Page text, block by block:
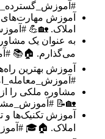
آموزش مهارت‌های
املاک. 🏡💪
به عنوان یک
می‌گذارم. 🏠📚
آموزش بهترین
مشاوره ملکی را از
🏡📝
آموزش تکنیک‌ها و
املاک. 🏠🎓